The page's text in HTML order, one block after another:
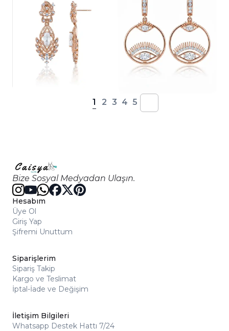
1 2 3 4 5
Bize Sosyal Medyadan Ulaşın.
Hesabım
Üye Ol
Giriş Yap
Şifremi Unuttum
Siparişlerim
Sipariş Takip
Kargo ve Teslimat
İptal-İade ve Değişim
İletişim Bilgileri
Whatsapp Destek Hattı 7/24